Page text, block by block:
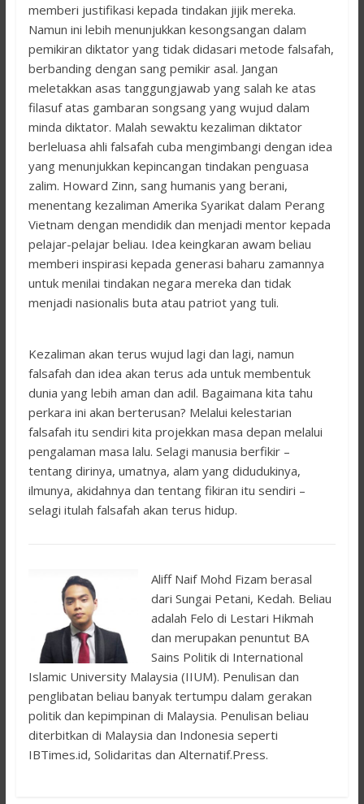
memberi justifikasi kepada tindakan jijik mereka.
Namun ini lebih menunjukkan kesongsangan dalam
pemikiran diktator yang tidak didasari metode falsafah,
berbanding dengan sang pemikir asal. Jangan
meletakkan asas tanggungjawab yang salah ke atas
filasuf atas gambaran songsang yang wujud dalam
minda diktator. Malah sewaktu kezaliman diktator
berleluasa ahli falsafah cuba mengimbangi dengan idea
yang menunjukkan kepincangan tindakan penguasa
zalim. Howard Zinn, sang humanis yang berani,
menentang kezaliman Amerika Syarikat dalam Perang
Vietnam dengan mendidik dan menjadi mentor kepada
pelajar-pelajar beliau. Idea keingkaran awam beliau
memberi inspirasi kepada generasi baharu zamannya
untuk menilai tindakan negara mereka dan tidak
menjadi nasionalis buta atau patriot yang tuli.
Kezaliman akan terus wujud lagi dan lagi, namun
falsafah dan idea akan terus ada untuk membentuk
dunia yang lebih aman dan adil. Bagaimana kita tahu
perkara ini akan berterusan? Melalui kelestarian
falsafah itu sendiri kita projekkan masa depan melalui
pengalaman masa lalu. Selagi manusia berfikir –
tentang dirinya, umatnya, alam yang didudukinya,
ilmunya, akidahnya dan tentang fikiran itu sendiri –
selagi itulah falsafah akan terus hidup.
Aliff Naif Mohd Fizam berasal
dari Sungai Petani, Kedah. Beliau
adalah Felo di Lestari Hikmah
dan merupakan penuntut BA
Sains Politik di International
Islamic University Malaysia (IIUM). Penulisan dan
penglibatan beliau banyak tertumpu dalam gerakan
politik dan kepimpinan di Malaysia. Penulisan beliau
diterbitkan di Malaysia dan Indonesia seperti
IBTimes.id, Solidaritas dan Alternatif.Press.